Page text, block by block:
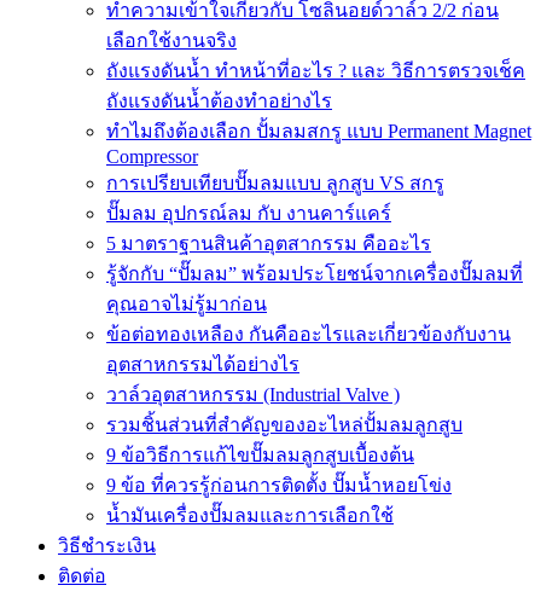
ทำความเข้าใจเกี่ยวกับ โซลินอยด์วาล์ว 2/2 ก่อน
เลือกใช้งานจริง
ถังแรงดันน้ำ ทำหน้าที่อะไร ? และ วิธีการตรวจเช็ค
ถังแรงดันน้ำต้องทำอย่างไร
ทำไมถึงต้องเลือก ปั้มลมสกรู แบบ Permanent Magnet
Compressor
การเปรียบเทียบปั๊มลมแบบ ลูกสูบ VS สกรู
ปั๊มลม อุปกรณ์ลม กับ งานคาร์แคร์
5 มาตราฐานสินค้าอุตสากรรม คืออะไร
รู้จักกับ “ปั๊มลม” พร้อมประโยชน์จากเครื่องปั๊มลมที่
คุณอาจไม่รู้มาก่อน
ข้อต่อทองเหลือง กันคืออะไรและเกี่ยวข้องกับงาน
อุตสาหกรรมได้อย่างไร
วาล์วอุตสาหกรรม (Industrial Valve )
รวมชิ้นส่วนที่สำคัญของอะไหล่ปั้มลมลูกสูบ
9 ข้อวิธีการแก้ไขปั๊มลมลูกสูบเบื้องต้น
9 ข้อ ที่ควรรู้ก่อนการติดตั้ง ปั๊มน้ำหอยโข่ง
น้ำมันเครื่องปั๊มลมและการเลือกใช้
วิธีชำระเงิน
ติดต่อ